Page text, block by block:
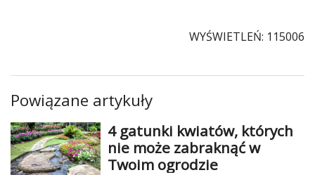
WYŚWIETLEŃ: 115006
Powiązane artykuły
4 gatunki kwiatów, których
nie może zabraknąć w
Twoim ogrodzie